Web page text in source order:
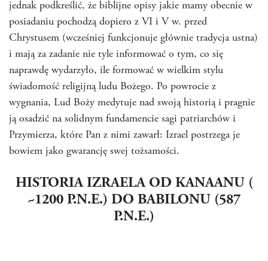
jednak podkreślić, że biblijne opisy jakie mamy obecnie w
posiadaniu pochodzą dopiero z VI i V w. przed
Chrystusem (wcześniej funkcjonuje głównie tradycja ustna)
i mają za zadanie nie tyle informować o tym, co się
naprawdę wydarzyło, ile formować w wielkim stylu
świadomość religijną ludu Bożego. Po powrocie z
wygnania, Lud Boży medytuje nad swoją historią i pragnie
ją osadzić na solidnym fundamencie sagi patriarchów i
Przymierza, które Pan z nimi zawarł: Izrael postrzega je
bowiem jako gwarancję swej tożsamości.
HISTORIA IZRAELA OD KANAANU (
~1200 P.N.E.) DO BABILONU (587
P.N.E.)